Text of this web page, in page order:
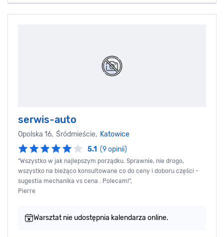
serwis-auto
Opolska 16, Śródmieście, Katowice
5.1 (9 opinii)
"Wszystko w jak najlepszym porządku. Sprawnie, nie drogo,
wszystko na bieżąco konsultowane co do ceny i doboru części -
sugestia mechanika vs cena . Polecam!",
Pierre
Warsztat nie udostępnia kalendarza online.